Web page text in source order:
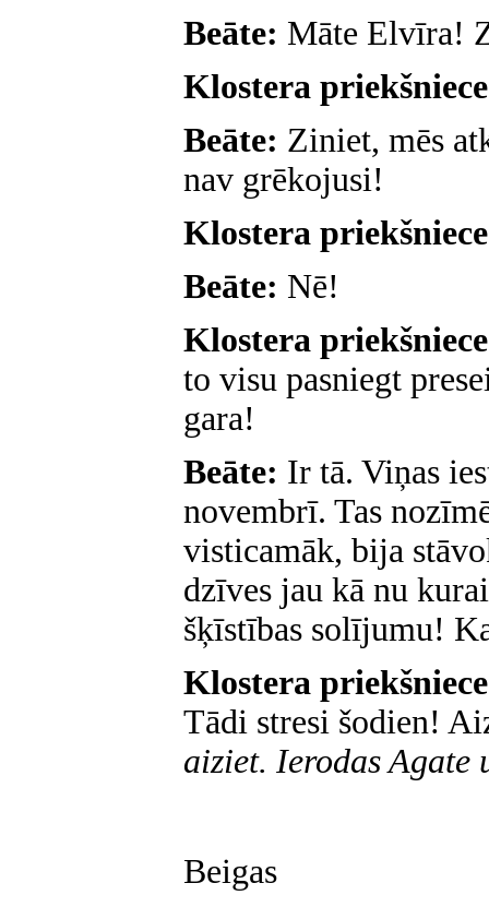
Beāte: Māte Elvīra!
Klostera
Beāte: Ziniet, mēs
nav grēkojusi!
Klostera
Beāte: Nē!
Klostera
to visu pasniegt
gara!
Beāte: Ir tā. Viņas
novembrī. Tas
visticamāk, bija
dzīves jau kā nu
šķīstības solījumu!
Klostera
Tādi stresi šodien!
aiziet. Ierodas
Beigas